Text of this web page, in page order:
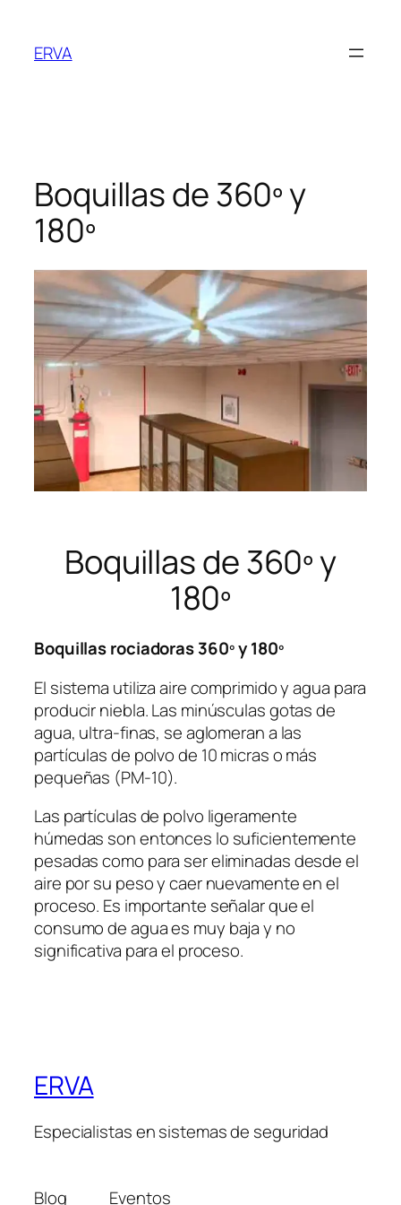
contenido
ERVA
Boquillas de 360º y
180º
Boquillas de 360º y
180º
Boquillas rociadoras 360º y 180º
El sistema utiliza aire comprimido y agua para
producir niebla. Las minúsculas gotas de
agua, ultra-finas, se aglomeran a las
partículas de polvo de 10 micras o más
pequeñas (PM-10).
Las partículas de polvo ligeramente
húmedas son entonces lo suficientemente
pesadas como para ser eliminadas desde el
aire por su peso y caer nuevamente en el
proceso. Es importante señalar que el
consumo de agua es muy baja y no
significativa para el proceso.
ERVA
Especialistas en sistemas de seguridad
Blog Eventos